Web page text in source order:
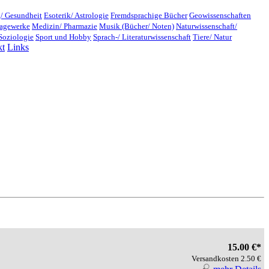
Gesundheit Esoterik/ Astrologie Fremdsprachige Bücher Geowissenschaften
Medizin/ Pharmazie Musik (Bücher/ Noten) Naturwissenschaft/
Sport und Hobby Sprach-/ Literaturwissenschaft Tiere/ Natur
Links
15.00 €*
Versandkosten 2.50 €